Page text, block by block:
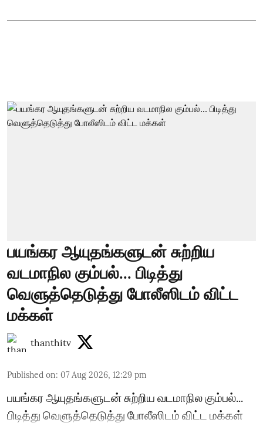
பயங்கர ஆயுதங்களுடன் சுற்றிய
வடமாநில கும்பல்... பிடித்து
வெளுத்தெடுத்து போலீஸிடம் விட்ட
மக்கள்
thanthitv
Published on: 07 Aug 2026, 12:29 pm
பயங்கர ஆயுதங்களுடன் சுற்றிய வடமாநில கும்பல்...
பிடித்து வெளுத்தெடுத்து போலீஸிடம் விட்ட மக்கள்